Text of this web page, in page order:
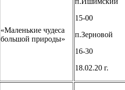
«Маленькие чудеса
большой природы»
15-00
п.Зерновой
16-30
18.02.20 г.